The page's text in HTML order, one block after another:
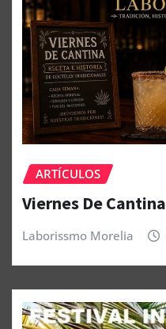
ARTÍCULOS
Viernes De Cantina
Laborissmo Morelia